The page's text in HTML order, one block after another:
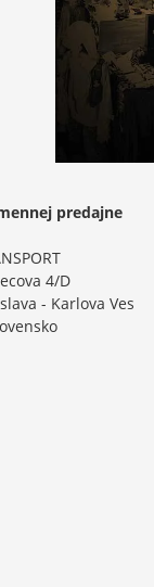
predajne
4/D
- Karlova Ves